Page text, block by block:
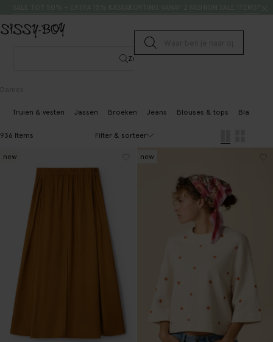
Submit search
Zoeken
Dames
Truien & vesten Jassen Broeken Jeans Blouses & tops Blazers &
936 Items Filter & sorteer
new new